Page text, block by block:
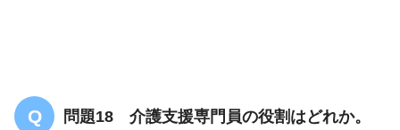
問題18 介護支援専門員の役割はどれか。